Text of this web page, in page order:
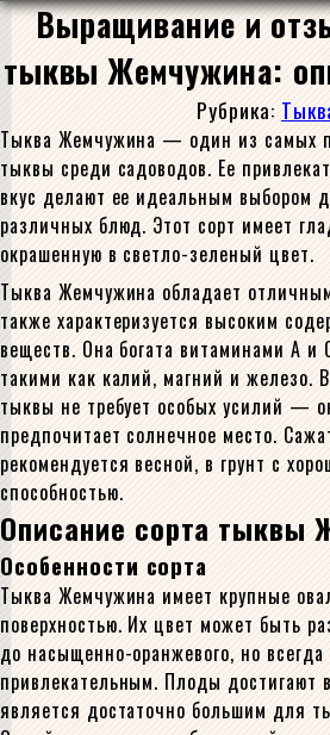
Выращивание и
тыквы Жемчужина:
Рубрика:
Тыква Жемчужина — один из самых
тыквы среди садоводов. Ее
вкус делают ее идеальным выбором
различных блюд. Этот сорт имеет
окрашенную в светло-зеленый цвет.
Тыква Жемчужина обладает
также характеризуется высоким
веществ. Она богата витаминами А и
такими как калий, магний и железо.
тыквы не требует особых усилий —
предпочитает солнечное место.
рекомендуется весной, в грунт с
способностью.
Описание сорта тыквы
Особенности сорта
Тыква Жемчужина имеет крупные
поверхностью. Их цвет может быть
до насыщенно-оранжевого, но
привлекательным. Плоды достигают
является достаточно большим для